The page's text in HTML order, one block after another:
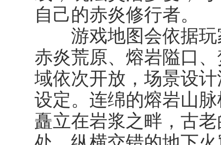
自己的赤炎修行者。
游戏地图会依据玩
赤炎荒原、熔岩隘口
域依次开放，场景设
设定。连绵的熔岩山
矗立在岩浆之畔，古